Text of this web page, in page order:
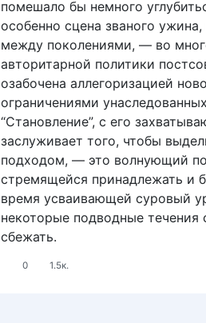
помешало бы немного
особенно сцена званого
между поколениями, — во
авторитарной политики
озабочена аллегоризацией
ограничениями
“Становление”, с его
заслуживает того, чтобы
подходом, — это волнующий
стремящейся принадлежать и
время усваивающей суровый
некоторые подводные
сбежать.
0 1.5к.